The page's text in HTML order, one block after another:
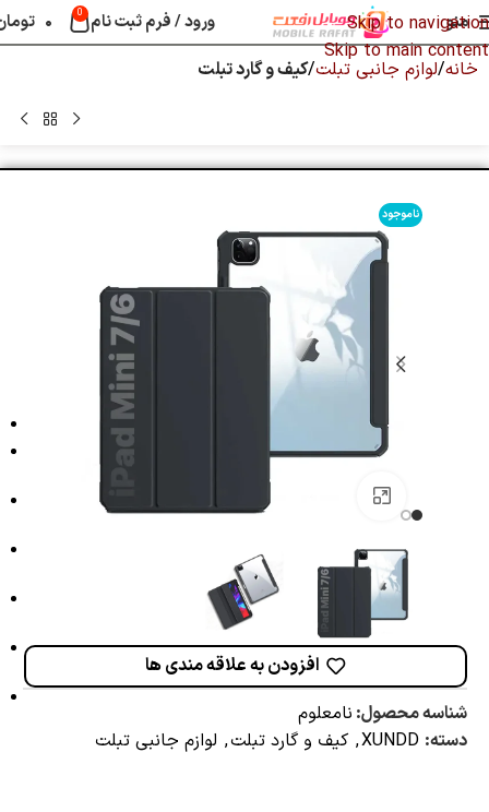
Skip to navigation
Skip to main content
منو ورود / فرم ثبت نام 0 ۰
خانه لوازم جانبی تبلت کیف و گارد تبلت
ناموجود
افزودن به علاقه مندی ها
شناسه محصول: نامعلوم
دسته: XUNDD
, کیف و گارد تبلت, لوازم جانبی تبلت